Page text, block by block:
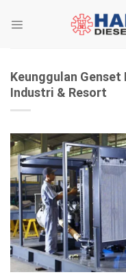
Keunggulan Genset
Industri & Resort